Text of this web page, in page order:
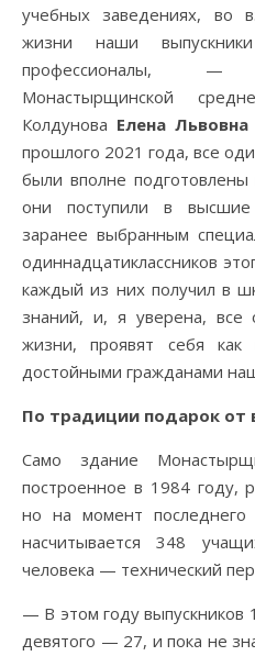
учебных заведениях, во
жизни наши
профессионалы, —
Монастырщинской
Колдунова Елена
прошлого 2021 года, все
были вполне
они поступили в
заранее выбранным
одиннадцатиклассников
каждый из них получил в
знаний, и, я уверена, все
жизни, проявят себя как
достойными гражданами
По традиции подарок от
Само здание
построенное в 1984 году,
но на момент
насчитывается 348
человека — технический
— В этом году выпускников
девятого — 27, и пока не